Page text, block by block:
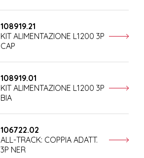
108919.21
KIT ALIMENTAZIONE L1200 3P
CAP
108919.01
KIT ALIMENTAZIONE L1200 3P
BIA
106722.02
ALL-TRACK: COPPIA ADATT.
3P NER